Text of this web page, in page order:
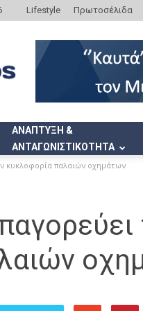
Lifestyle Πρωτοσέλιδα
ΑΝΑΠΤΥΞΗ &
ΑΝΤΑΓΩΝΙΣΤΙΚΟΤΗΤΑ
κυκλοφορία παλαιών οχημάτων